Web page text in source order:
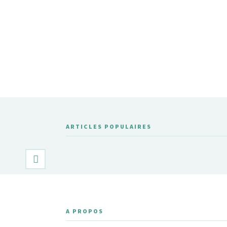
ARTICLES POPULAIRES
A PROPOS